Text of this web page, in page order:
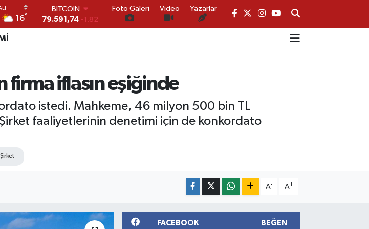
16°
BITCOIN
79.591,74
-1.82
DOLAR
61,60380 0.18
G.ALTIN
6862,09000 0.19
14.598,00 0
Foto Galeri Video Yazarlar
iflasın eşiğinde
istedi. Mahkeme, 46 milyon 500 bin TL
faaliyetlerinin denetimi için de konkordato
A- A+
FACEBOOK BEĞEN